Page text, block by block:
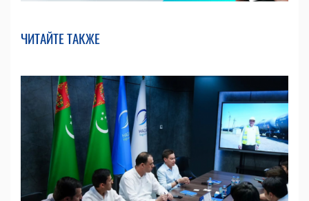
ЧИТАЙТЕ ТАКЖЕ